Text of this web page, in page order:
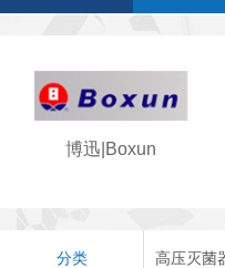
博迅|Boxun
分类 高压灭菌